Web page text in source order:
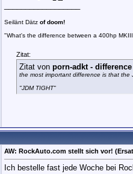
Seilänt Dätz of doom!
"What's the difference between a 400hp
Zitat:
Zitat von porn-adkt -
the most important difference is that the
"JDM TIGHT"
AW: RockAuto.com stellt sich vor!
Ich bestelle fast jede Woche bei